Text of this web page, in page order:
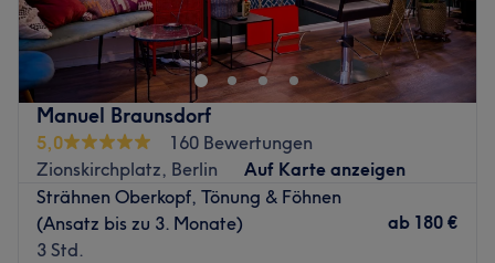
freundlichen Ambiente. Das Team legt Wert auf
persönliche Beratung um die individuellen Bedürfnisse
jedes Kunden perfekt zu erfüllen. Wie sind keine Bande
Gesichtstättowierter, nasengepiercter, blauhaariger sog.
"Individualisten" die sich selber feiern, sondern
Dienstleister mit Fachverstand und soliden
Preisvorstellungen. Alle Services können bequem online
gebucht werden.
Weitere Infos über den Standort:
Manuel Braunsdorf
5,0
160 Bewertungen
Zionskirchplatz, Berlin
Auf Karte anzeigen
Strähnen Oberkopf, Tönung & Föhnen
(Ansatz bis zu 3. Monate)
3 Std.
ab 180 €